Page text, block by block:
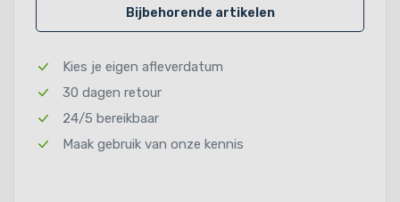
Bijbehorende artikelen
Kies je eigen afleverdatum
30 dagen retour
24/5 bereikbaar
Maak gebruik van onze kennis